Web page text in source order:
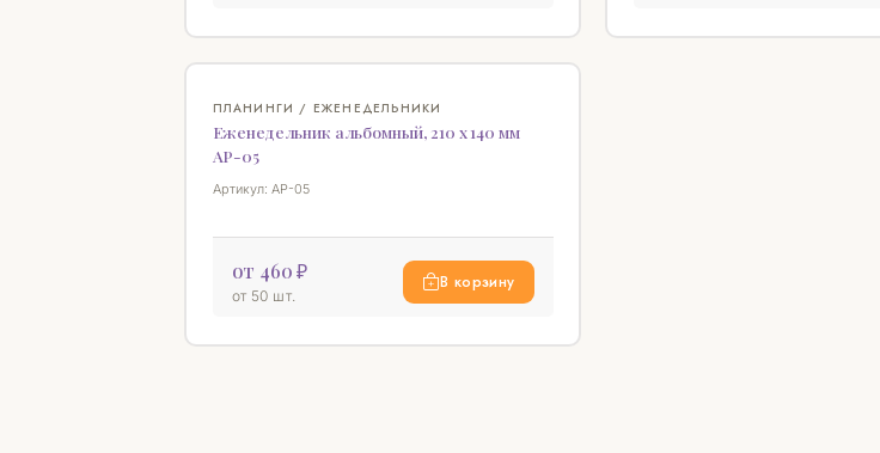
ПЛАНИНГИ / ЕЖЕНЕДЕЛЬНИКИ
Еженедельник альбомный, 210 х 140 мм
АР-05
Артикул: АР-05
от 460 ₽
от 50 шт.
В корзину